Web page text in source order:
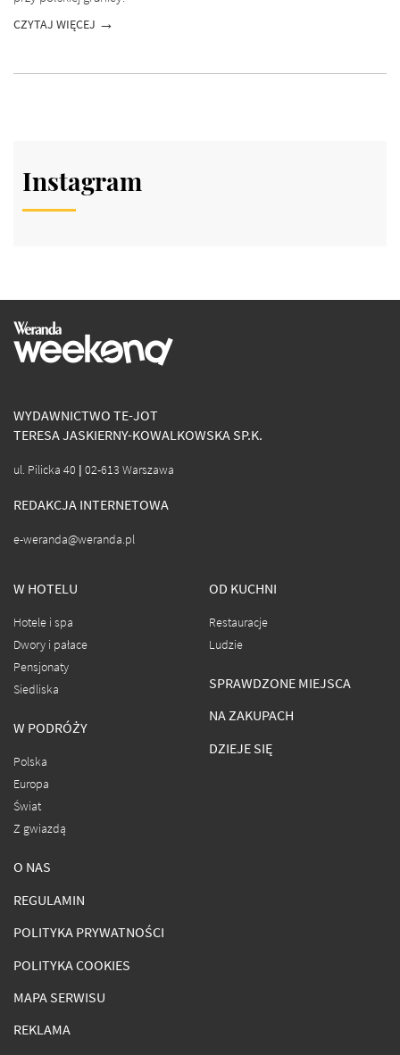
CZYTAJ WIĘCEJ
Instagram
WYDAWNICTWO TE-JOT
TERESA JASKIERNY-KOWALKOWSKA SP.K.
ul. Pilicka 40 | 02-613 Warszawa
REDAKCJA INTERNETOWA
e-weranda@weranda.pl
W HOTELU
Hotele i spa
Dwory i pałace
Pensjonaty
Siedliska
W PODRÓŻY
Polska
Europa
Świat
Z gwiazdą
OD KUCHNI
Restauracje
Ludzie
SPRAWDZONE MIEJSCA
NA ZAKUPACH
DZIEJE SIĘ
O NAS
REGULAMIN
POLITYKA PRYWATNOŚCI
POLITYKA COOKIES
MAPA SERWISU
REKLAMA